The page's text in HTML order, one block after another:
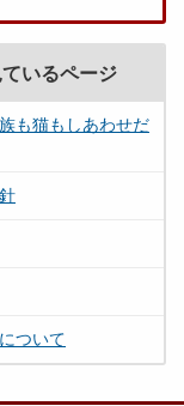
いるページ
も猫もしあわせだ
ついて